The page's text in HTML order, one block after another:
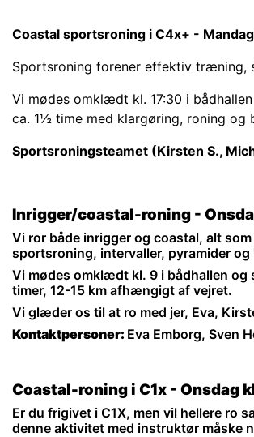
Coastal sportsroning i C4x+ -
Sportsroning forener effektiv
Vi mødes omklædt kl. 17:30 i
ca. 1½ time med klargøring, roning og
Sportsroningsteamet (Kirsten S.,
Inrigger/coastal-roning -
Vi ror både inrigger og coastal, alt
sportsroning, intervaller, pyramider
Vi mødes omklædt kl. 9 i bådhallen og
timer, 12-15 km afhængigt af vejret.
Vi glæder os til at ro med jer, Eva,
Kontaktpersoner: Eva Emborg, Sven
Coastal-roning i C1x - Onsdag
Er du frigivet i C1X, men vil hellere ro
denne aktivitet med instruktør måske